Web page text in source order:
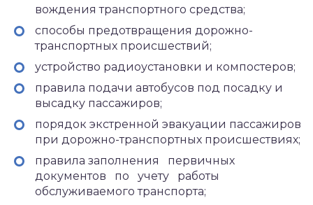
вождения транспортного средства;
способы предотвращения дорожно-
транспортных происшествий;
устройство радиоустановки и компостеров;
правила подачи автобусов под посадку и
высадку пассажиров;
порядок экстренной эвакуации пассажиров
при дорожно-транспортных происшествиях;
правила заполнения первичных
документов по учету работы
обслуживаемого транспорта;